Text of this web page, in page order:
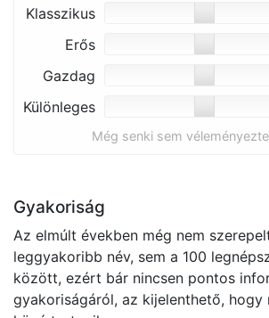
Klasszikus
Erős
Gazdag
Különleges
Még senki sem
Gyakoriság
Az elmúlt években még nem
leggyakoribb név, sem a 100
között, ezért bár nincsen pontos
gyakoriságáról, az kijelenthető, hogy